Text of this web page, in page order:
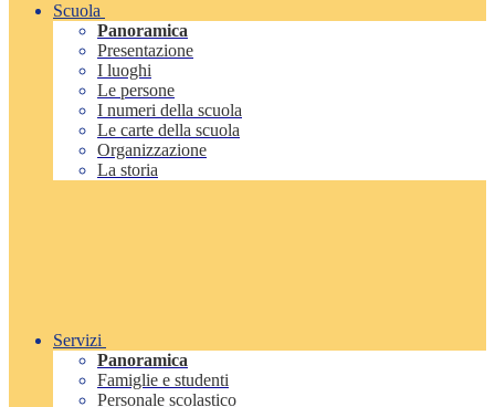
Scuola
Panoramica
Presentazione
I luoghi
Le persone
I numeri della scuola
Le carte della scuola
Organizzazione
La storia
Servizi
Panoramica
Famiglie e studenti
Personale scolastico